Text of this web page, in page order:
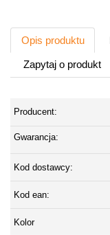
Opis produktu
Zapytaj o produkt
Producent:
Gwarancja:
Kod dostawcy:
Kod ean:
Kolor